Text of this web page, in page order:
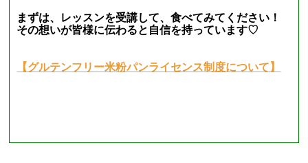
まずは、レッスンを受講して、食べてみてください！
その想いが皆様に伝わると自信を持っています♡
【グルテンフリー米粉パンライセンス制度について】